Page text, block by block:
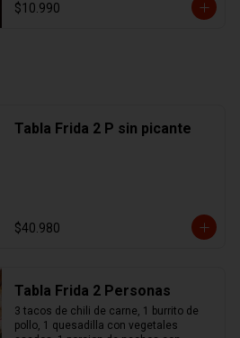
$10.990
Tabla Frida 2 P sin picante
$40.980
Tabla Frida 2 Personas
3 tacos de chili de carne, 1 burrito de
pollo, 1 quesadilla con vegetales